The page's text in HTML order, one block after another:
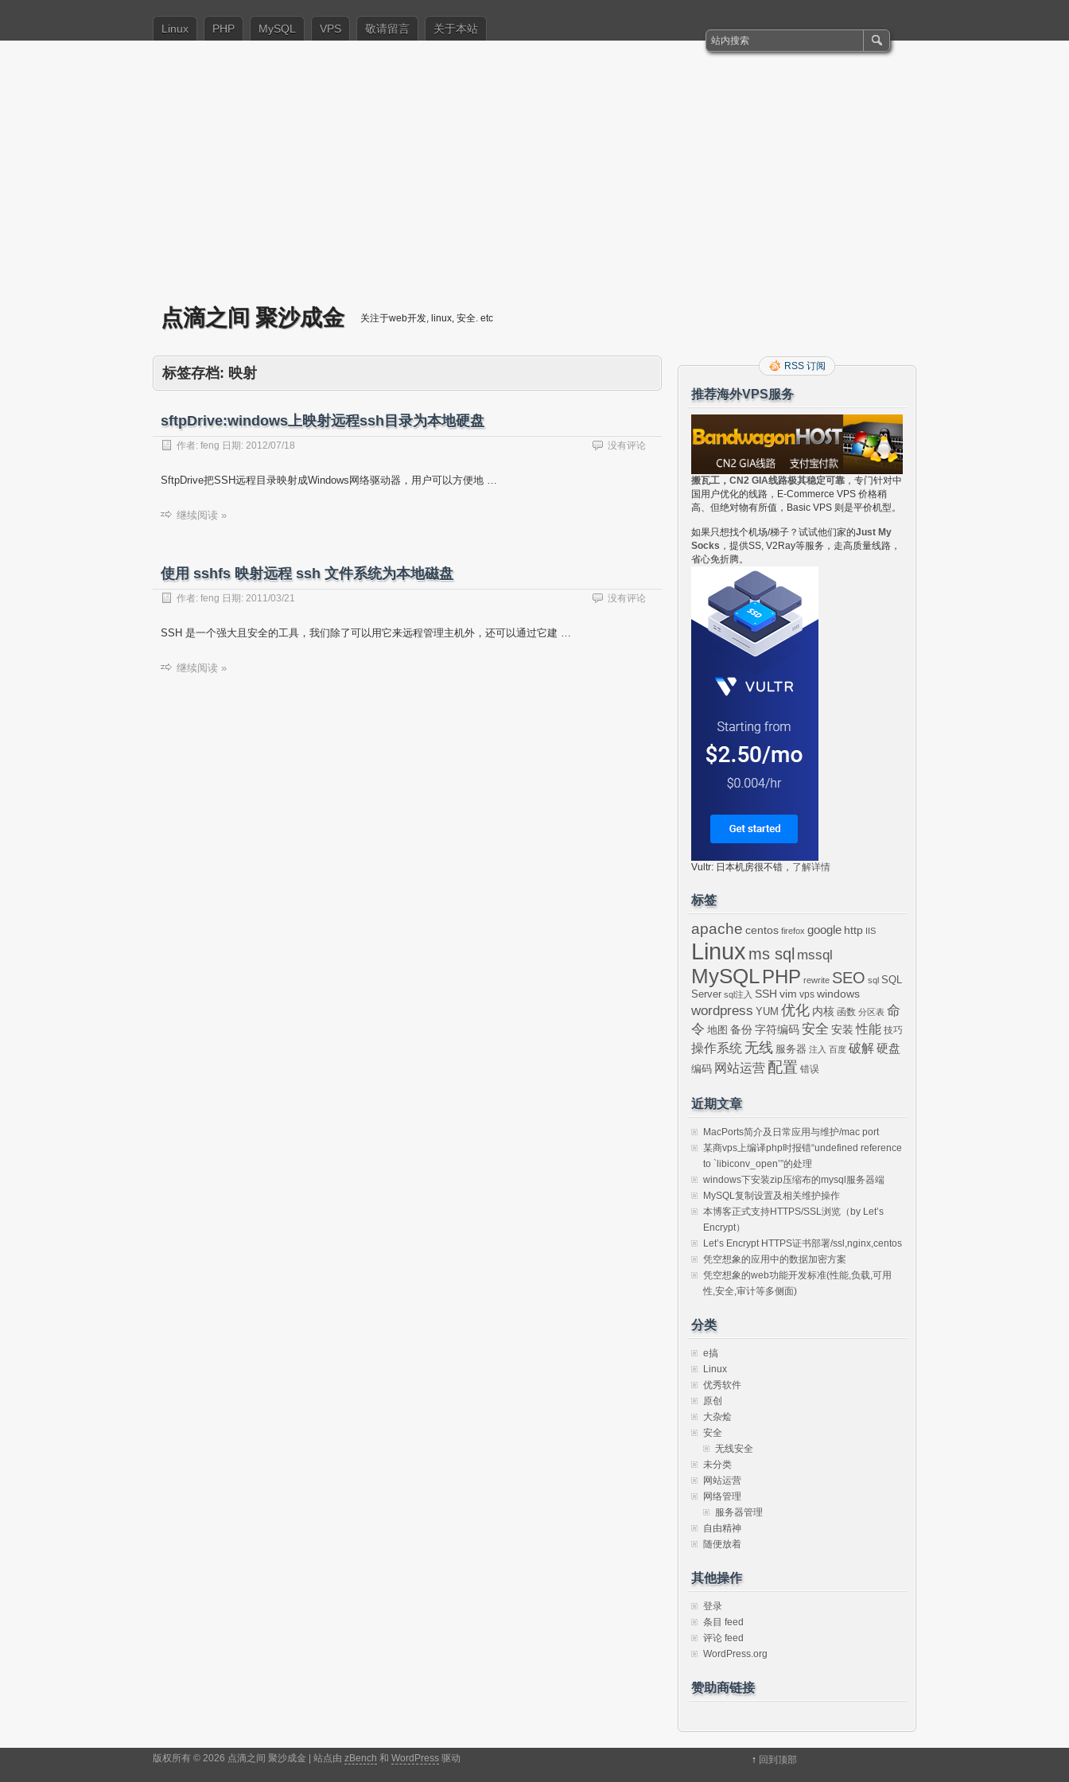
Linux PHP MySQL VPS 敬请留言 关于本站
点滴之间 聚沙成金 关注于web开发, linux, 安全. etc
标签存档: 映射
sftpDrive:windows上映射远程ssh目录为本地硬盘
作者: feng 日期: 2012/07/18 没有评论
SftpDrive把SSH远程目录映射成Windows网络驱动器，用户可以方便地 …
继续阅读 »
使用 sshfs 映射远程 ssh 文件系统为本地磁盘
作者: feng 日期: 2011/03/21 没有评论
SSH 是一个强大且安全的工具，我们除了可以用它来远程管理主机外，还可以通过它建 …
继续阅读 »
RSS 订阅
推荐海外VPS服务
搬瓦工，CN2 GIA线路极其稳定可靠 ，专门针对中
国用户优化的线路，E-Commerce VPS 价格稍
高、但绝对物有所值，Basic VPS 则是平价机型。
如果只想找个机场/梯子？试试他们家的Just My
Socks ，提供SS, V2Ray等服务，走高质量线路，
省心免折腾。
Vultr: 日本机房很不错， 了解详情
标签
apache centos firefox google http IIS
Linux ms sql mssql
MySQLPHP rewrite SEO sql SQL
Server sql注入 SSH vim vps windows
wordpress YUM 优化 内核 函数 分区表 命
令 地图 备份 字符编码 安全 安装 性能 技巧
操作系统 无线 服务器 注入 百度 破解硬盘
编码 网站运营 配置 错误
近期文章
MacPorts简介及日常应用与维护/mac port
某商vps上编译php时报错“undefined reference
to `libiconv_open’”的处理
windows下安装zip压缩布的mysql服务器端
MySQL复制设置及相关维护操作
本博客正式支持HTTPS/SSL浏览（by Let’s
Encrypt）
Let’s Encrypt HTTPS证书部署/ssl,nginx,centos
凭空想象的应用中的数据加密方案
凭空想象的web功能开发标准(性能,负载,可用
性,安全,审计等多侧面)
分类
e搞
Linux
优秀软件
原创
大杂烩
安全
无线安全
未分类
网站运营
网络管理
服务器管理
自由精神
随便放着
其他操作
登录
条目 feed
评论 feed
WordPress.org
赞助商链接
版权所有 © 2026 点滴之间 聚沙成金 | 站点由 zBench 和 WordPress 驱动 ↑ 回到顶部